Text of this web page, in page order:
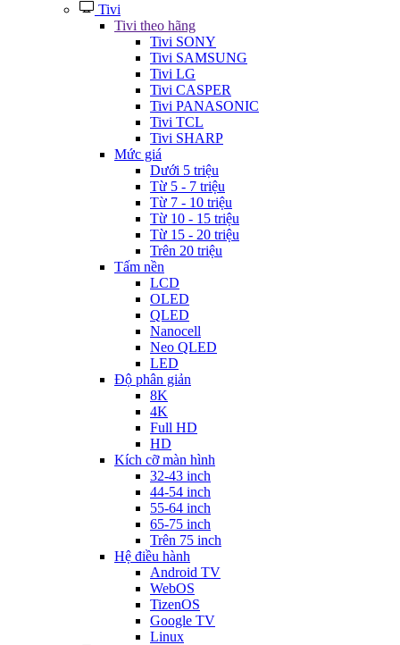
Tivi
Tivi theo hãng
Tivi SONY
Tivi SAMSUNG
Tivi LG
Tivi CASPER
Tivi PANASONIC
Tivi TCL
Tivi SHARP
Mức giá
Dưới 5 triệu
Từ 5 - 7 triệu
Từ 7 - 10 triệu
Từ 10 - 15 triệu
Từ 15 - 20 triệu
Trên 20 triệu
Tấm nền
LCD
OLED
QLED
Nanocell
Neo QLED
LED
Độ phân giản
8K
4K
Full HD
HD
Kích cỡ màn hình
32-43 inch
44-54 inch
55-64 inch
65-75 inch
Trên 75 inch
Hệ điều hành
Android TV
WebOS
TizenOS
Google TV
Linux